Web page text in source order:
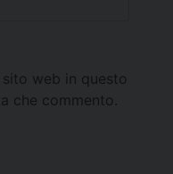
web in questo
che commento.